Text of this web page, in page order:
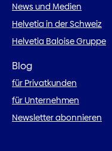
News und Medien
Helvetia in der Schweiz
Helvetia Baloise Gruppe
Blog
für Privatkunden
für Unternehmen
Newsletter abonnieren